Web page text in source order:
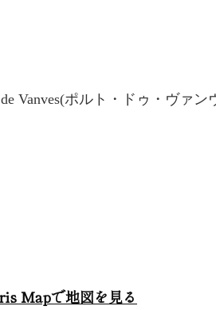
Vanves(ポルト・ドゥ・ヴァン
Mapで地図を見る